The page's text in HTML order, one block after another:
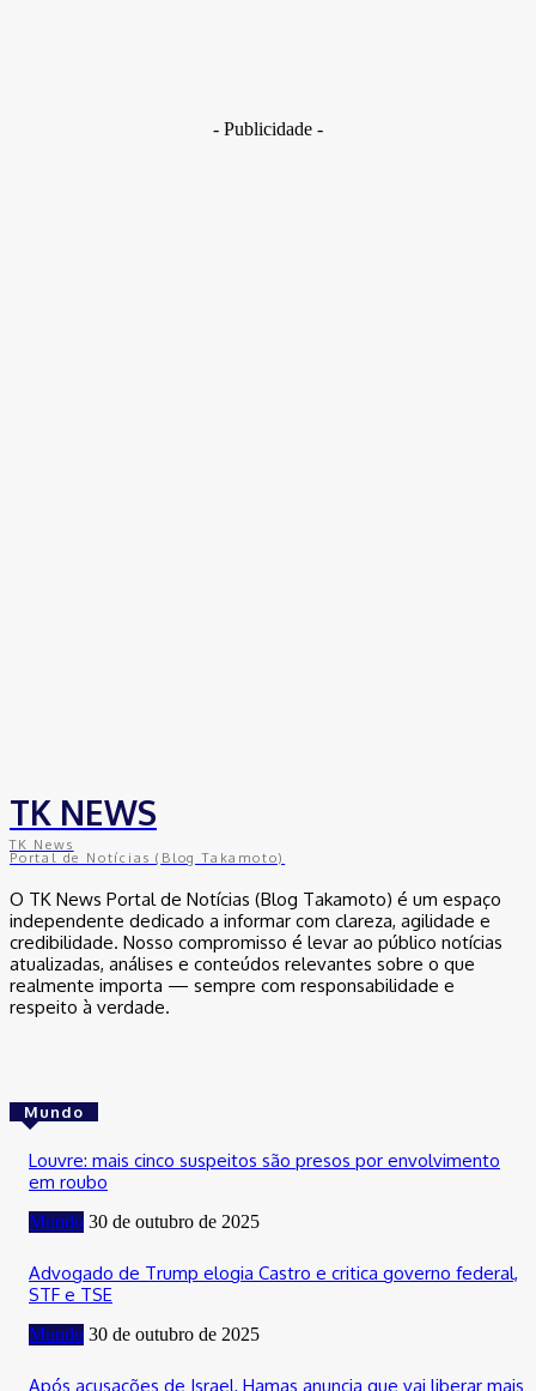
- Publicidade -
TK NEWS
TK News
Portal de Notícias (Blog Takamoto)
O TK News Portal de Notícias (Blog Takamoto) é um espaço
independente dedicado a informar com clareza, agilidade e
credibilidade. Nosso compromisso é levar ao público notícias
atualizadas, análises e conteúdos relevantes sobre o que
realmente importa — sempre com responsabilidade e
respeito à verdade.
Mundo
Louvre: mais cinco suspeitos são presos por envolvimento
em roubo
Mundo 30 de outubro de 2025
Advogado de Trump elogia Castro e critica governo federal,
STF e TSE
Mundo 30 de outubro de 2025
Após acusações de Israel, Hamas anuncia que vai liberar mais